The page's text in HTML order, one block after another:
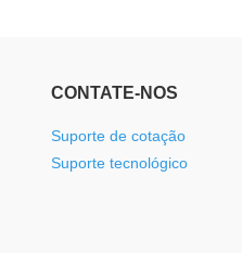
CONTATE-NOS
Suporte de cotação
Suporte tecnológico